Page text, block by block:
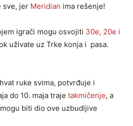
sve, jer Meridian ima rešenje!
igrači mogu osvojiti 30e, 20e i
uživate uz Trke konja i pasa.
ruke svima, potvrđuje i
do 10. maja traje takmičenje, a
biti dio ove uzbudljive